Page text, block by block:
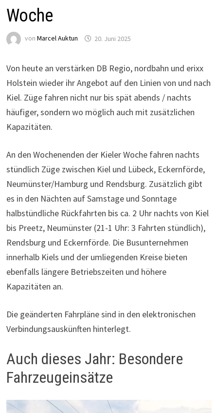
Woche
von Marcel Auktun 20. Juni 2025
Von heute an verstärken DB Regio, nordbahn und erixx
Holstein wieder ihr Angebot auf den Linien von und nach
Kiel. Züge fahren nicht nur bis spät abends / nachts
häufiger, sondern wo möglich auch mit zusätzlichen
Kapazitäten.
An den Wochenenden der Kieler Woche fahren nachts
stündlich Züge zwischen Kiel und Lübeck, Eckernförde,
Neumünster/Hamburg und Rendsburg. Zusätzlich gibt
es in den Nächten auf Samstage und Sonntage
halbstündliche Rückfahrten bis ca. 2 Uhr nachts von Kiel
bis Preetz, Neumünster (21-1 Uhr: 3 Fahrten stündlich),
Rendsburg und Eckernförde. Die Busunternehmen
innerhalb Kiels und der umliegenden Kreise bieten
ebenfalls längere Betriebszeiten und höhere
Kapazitäten an.
Die geänderten Fahrpläne sind in den elektronischen
Verbindungsauskünften hinterlegt.
Auch dieses Jahr: Besondere
Fahrzeugeinsätze